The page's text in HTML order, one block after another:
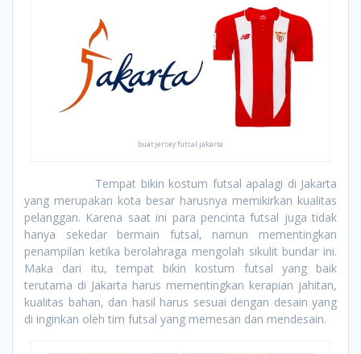
buat jersey futsal jakarta
Tempat bikin kostum futsal apalagi di Jakarta
yang merupakan kota besar harusnya memikirkan kualitas
pelanggan. Karena saat ini para pencinta futsal juga tidak
hanya sekedar bermain futsal, namun mementingkan
penampilan ketika berolahraga mengolah sikulit bundar ini.
Maka dari itu, tempat bikin kostum futsal yang baik
terutama di Jakarta harus mementingkan kerapian jahitan,
kualitas bahan, dan hasil harus sesuai dengan desain yang
di inginkan oleh tim futsal yang memesan dan mendesain.